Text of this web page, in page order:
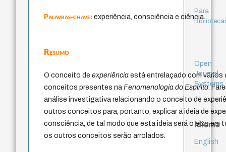
Palavras-chave:experiência, consciência e ciência.
Resumo
O conceito deexperiência está entrelaçado com vários
conceitos presentes naFenomenologia do Espírito.
análise investigativa relacionando o conceito de
outros conceitos para, portanto, explicar a ideia de
consciência, de tal modo que esta ideia será o eixo em
os outros conceitos serão arrolados.
Para
Open
Journal
Systems
Idioma
English